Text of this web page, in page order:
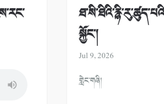
སྐྱོང་།
Jul 9, 2026
གླེང་གཞི།